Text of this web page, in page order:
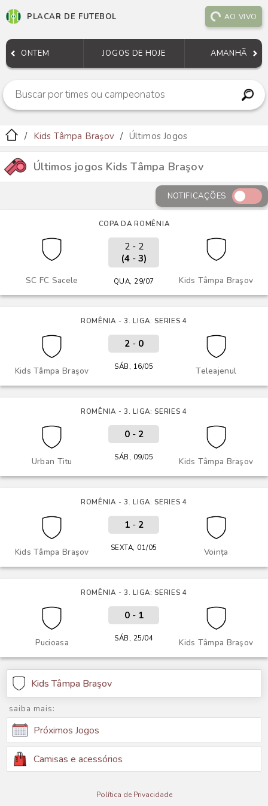
PLACAR DE FUTEBOL AO VIVO
ONTEM JOGOS DE HOJE AMANHÃ
Kids Tâmpa Braşov Últimos Jogos
Últimos jogos Kids Tâmpa Braşov
NOTIFICAÇÕES
COPA DA ROMÊNIA
SC FC Sacele Kids Tâmpa Braşov
2 - 2
(4- 3)
QUA, 29/07
ROMÊNIA - 3. LIGA: SERIES 4
Kids Tâmpa Braşov Teleajenul
2- 0
SÁB, 16/05
ROMÊNIA - 3. LIGA: SERIES 4
Urban Titu Kids Tâmpa Braşov
0- 2
SÁB, 09/05
ROMÊNIA - 3. LIGA: SERIES 4
Kids Tâmpa Braşov Voința
1- 2
SEXTA, 01/05
ROMÊNIA - 3. LIGA: SERIES 4
Pucioasa Kids Tâmpa Braşov
0- 1
SÁB, 25/04
Kids Tâmpa Braşov
saiba mais:
Próximos Jogos
Camisas e acessórios
Política de Privacidade